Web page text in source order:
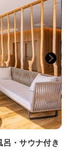
がございます。
（未就学児のみ）
ご着用時は、スパ
おります。
時の前精算になり
大500円）を別途
・サウナ付き